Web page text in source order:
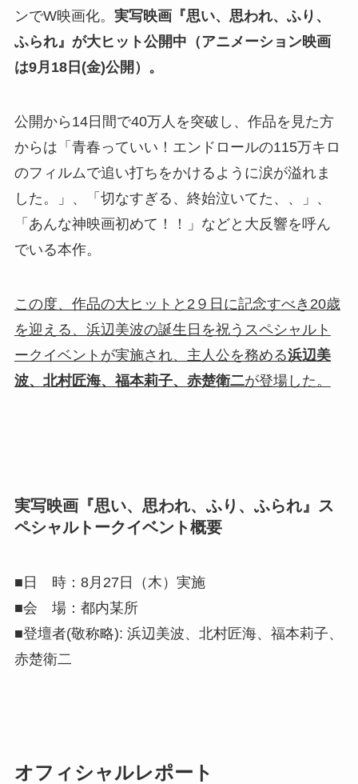
ンでW映画化。 実写映画『思い、思われ、ふり、
ふられ』が大ヒット公開中（アニメーション映画
は9月18日(金)公開）。
公開から14日間で40万人を突破し、作品を見た方
からは「青春っていい！エンドロールの115万キロ
のフィルムで追い打ちをかけるように涙が溢れま
した。」、「切なすぎる、終始泣いてた、、」、
「あんな神映画初めて！！」などと大反響を呼ん
でいる本作。
この度、作品の大ヒットと2９日に記念すべき20歳
を迎える、浜辺美波の誕生日を祝うスペシャルト
ークイベントが実施され、主人公を務める浜辺美
波、北村匠海、福本莉子、赤楚衛二が登場した。
実写映画『思い、思われ、ふり、ふられ』ス
ペシャルトークイベント概要
■日 時：8月27日（木）実施
■会 場：都内某所
■登壇者(敬称略): 浜辺美波、北村匠海、福本莉子、
赤楚衛二
オフィシャルレポート